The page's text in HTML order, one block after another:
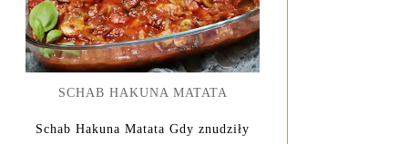
SCHAB HAKUNA MATATA
Schab Hakuna Matata Gdy znudziły